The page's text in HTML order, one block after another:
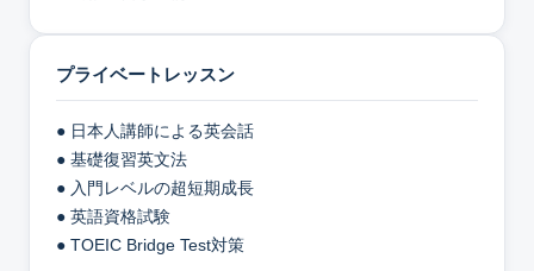
プライベートレッスン
● 日本人講師による英会話
● 基礎復習英文法
● 入門レベルの超短期成長
● 英語資格試験
● TOEIC Bridge Test対策